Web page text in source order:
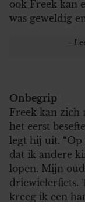
ook Freek kan
was geweldig
Onbegrip
Freek kan zich
het eerst
legt hij uit.
dat ik andere
lopen. Mijn
driewielerfiets.
kreeg ik een